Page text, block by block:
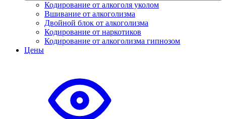
Кодирование от алкоголя уколом
Вшивание от алкоголизма
Двойной блок от алкоголизма
Кодирование от наркотиков
Кодирование от алкоголизма гипнозом
Цены